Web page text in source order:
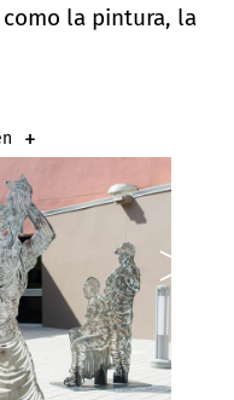
la pintura, la